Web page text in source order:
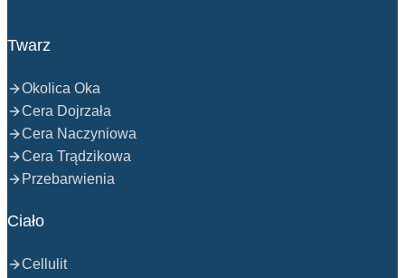
Twarz
Okolica Oka
Cera Dojrzała
Cera Naczyniowa
Cera Trądzikowa
Przebarwienia
Ciało
Cellulit